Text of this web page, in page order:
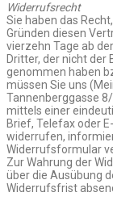
Widerrufsrecht
Sie haben das
Gründen diesen
vierzehn Tage ab
Dritter, der nicht der
genommen haben
müssen Sie uns
Tannenberggasse
mittels einer
Brief, Telefax oder
widerrufen,
Widerrufsformular
Zur Wahrung der
über die Ausübung
Widerrufsfrist